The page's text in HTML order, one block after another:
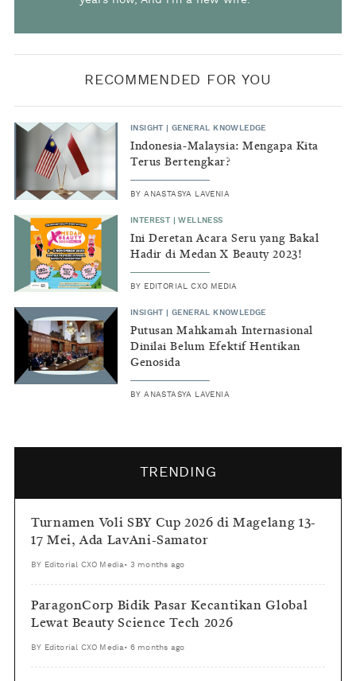
RECOMMENDED FOR YOU
INSIGHT |GENERAL KNOWLEDGE
Indonesia-Malaysia: Mengapa Kita
Terus Bertengkar?
BYANASTASYA LAVENIA
INTEREST |WELLNESS
Ini Deretan Acara Seru yang Bakal
Hadir di Medan X Beauty 2023!
BY EDITORIAL CXO MEDIA
INSIGHT |GENERAL KNOWLEDGE
Putusan Mahkamah Internasional
Dinilai Belum Efektif Hentikan
Genosida
BYANASTASYA LAVENIA
TRENDING
Turnamen Voli SBY Cup 2026 di Magelang 13-
17 Mei, Ada LavAni-Samator
BY Editorial CXO Media • 3 months ago
ParagonCorp Bidik Pasar Kecantikan Global
Lewat Beauty Science Tech 2026
BY Editorial CXO Media • 6 months ago